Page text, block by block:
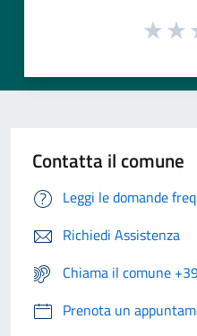
Contatta il comune
Leggi le domande
Richiedi Assistenza
Chiama il comune
Prenota un